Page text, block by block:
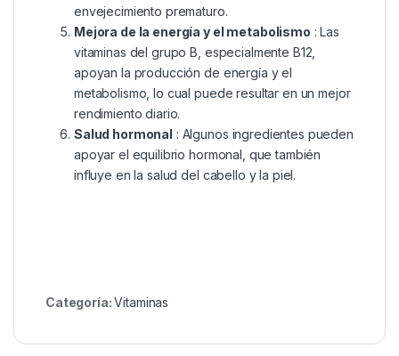
envejecimiento prematuro.
Mejora de la energía y el metabolismo : Las
vitaminas del grupo B, especialmente B12,
apoyan la producción de energía y el
metabolismo, lo cual puede resultar en un mejor
rendimiento diario.
Salud hormonal : Algunos ingredientes pueden
apoyar el equilibrio hormonal, que también
influye en la salud del cabello y la piel.
Categoría:Vitaminasㅤ